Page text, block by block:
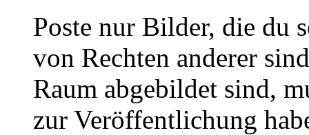
Poste nur Bilder, die du
von Rechten anderer
Raum abgebildet sind,
zur Veröffentlichung